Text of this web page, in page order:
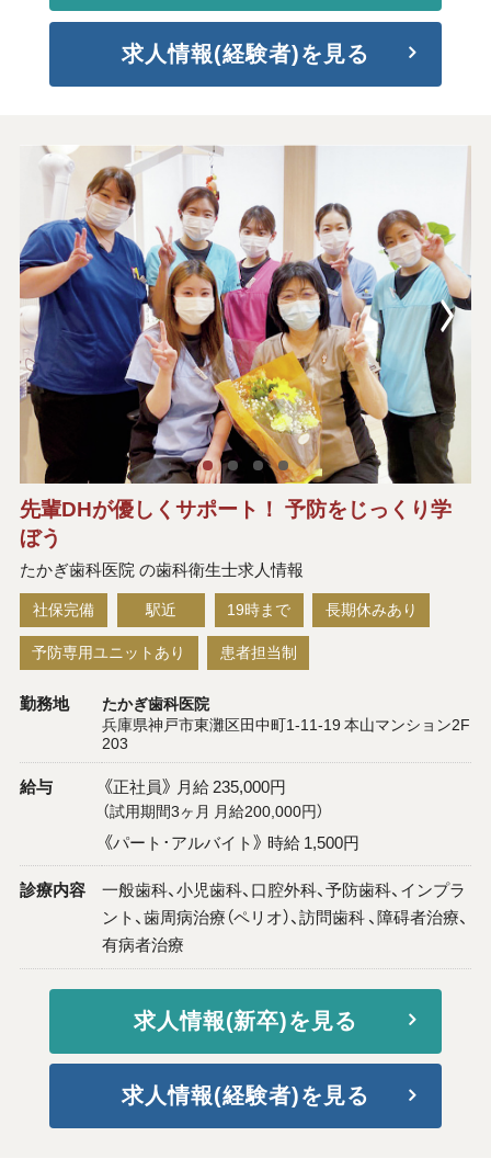
求人情報(経験者)を見る
先輩DHが優しくサポート！ 予防をじっくり学
ぼう
たかぎ歯科医院 の歯科衛生士求人情報
社保完備 駅近 19時まで 長期休みあり
予防専用ユニットあり 患者担当制
勤務地 たかぎ歯科医院
兵庫県神戸市東灘区田中町1-11-19 本山マンション2F
203
給与 《正社員》 月給 235,000円
（試用期間3ヶ月 月給200,000円）
《パート･アルバイト》 時給 1,500円
診療内容
一般歯科、小児歯科、口腔外科、予防歯科、インプラ
ント、歯周病治療（ペリオ）、訪問歯科 、障碍者治療、
有病者治療
求人情報(新卒)を見る
求人情報(経験者)を見る